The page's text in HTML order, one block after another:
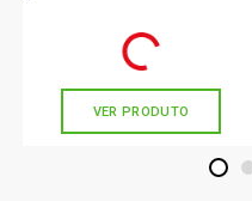
em até 1x de
VER PRODUTO
1 2